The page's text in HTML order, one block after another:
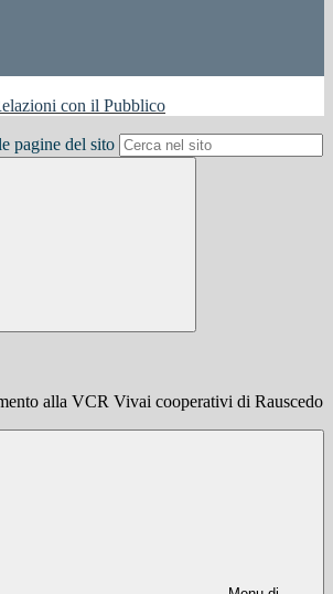
con il Pubblico
pagine del sito
alla VCR Vivai cooperativi di Rauscedo